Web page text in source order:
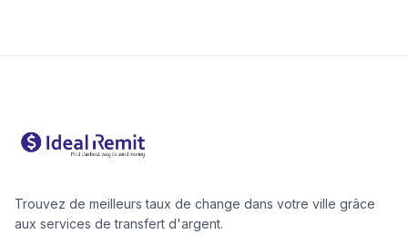
Trouvez de meilleurs taux de change dans votre ville grâce
aux services de transfert d'argent.